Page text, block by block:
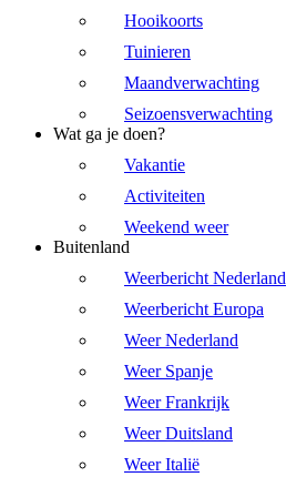
Hooikoorts
Tuinieren
Maandverwachting
Seizoensverwachting
Wat ga je doen?
Vakantie
Activiteiten
Weekend weer
Buitenland
Weerbericht Nederland
Weerbericht Europa
Weer Nederland
Weer Spanje
Weer Frankrijk
Weer Duitsland
Weer Italië